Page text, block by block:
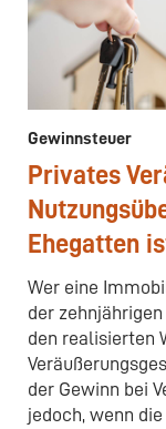
Gewinnsteuer
Privates
Ehegatten
Wer eine
der
den realisierten
der Gewinn bei
jedoch, wenn